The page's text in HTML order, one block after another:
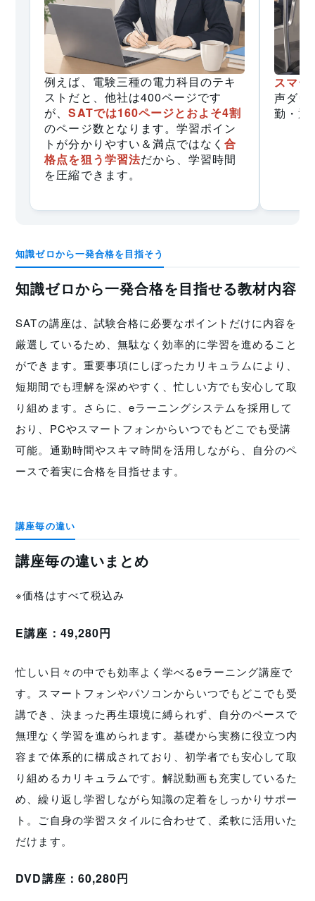
例えば、電験三種の電力科目のテキ
ストだと、他社は400ページです
が、SATでは160ページとおよそ4割
のページ数となります。学習ポイン
トが分かりやすい＆満点ではなく 合
格点を狙う学習法だから、学習時間
を圧縮できます。
スマー
声ダウ
勤・通
知識ゼロから一発合格を目指そう
知識ゼロから一発合格を目指せる教材内容
SATの講座は、試験合格に必要なポイントだけに内容を
厳選しているため、無駄なく効率的に学習を進めること
ができます。重要事項にしぼったカリキュラムにより、
短期間でも理解を深めやすく、忙しい方でも安心して取
り組めます。さらに、eラーニングシステムを採用して
おり、PCやスマートフォンからいつでもどこでも受講
可能。通勤時間やスキマ時間を活用しながら、自分のペ
ースで着実に合格を目指せます。
講座毎の違い
講座毎の違いまとめ
※価格はすべて税込み
E講座：49,280円
忙しい日々の中でも効率よく学べるeラーニング講座で
す。スマートフォンやパソコンからいつでもどこでも受
講でき、決まった再生環境に縛られず、自分のペースで
無理なく学習を進められます。基礎から実務に役立つ内
容まで体系的に構成されており、初学者でも安心して取
り組めるカリキュラムです。解説動画も充実しているた
め、繰り返し学習しながら知識の定着をしっかりサポー
ト。ご自身の学習スタイルに合わせて、柔軟に活用いた
だけます。
DVD講座：60,280円